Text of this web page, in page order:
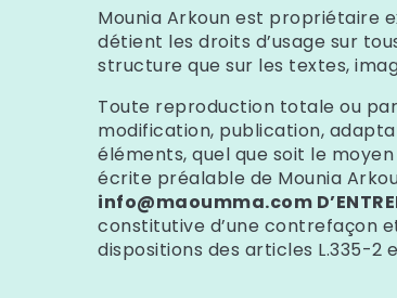
Mounia Arkoun est propriétaire
détient les droits d’usage sur
structure que sur les textes,
Toute reproduction totale ou
modification, publication,
éléments, quel que soit le
écrite préalable de Mounia
info@maoumma.com
constitutive d’une contrefaçon
dispositions des articles L.335-2